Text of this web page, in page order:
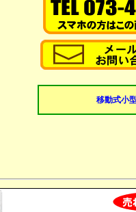
移動式小